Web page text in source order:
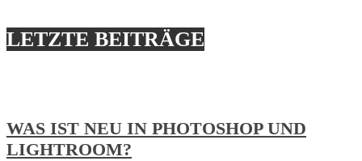
LETZTE BEITRÄGE
WAS IST NEU IN PHOTOSHOP UND
LIGHTROOM?